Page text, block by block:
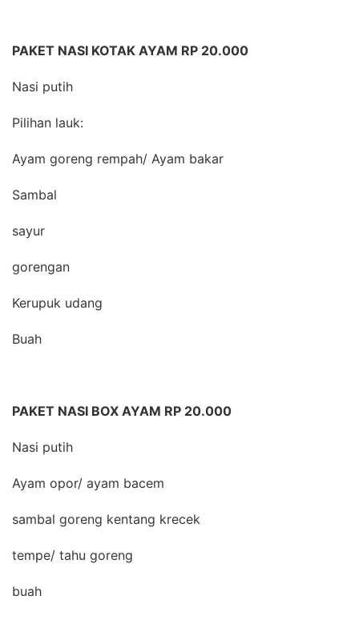
PAKET NASI KOTAK AYAM RP 20.000
Nasi putih
Pilihan lauk:
Ayam goreng rempah/ Ayam bakar
Sambal
sayur
gorengan
Kerupuk udang
Buah
PAKET NASI BOX AYAM RP 20.000
Nasi putih
Ayam opor/ ayam bacem
sambal goreng kentang krecek
tempe/ tahu goreng
buah